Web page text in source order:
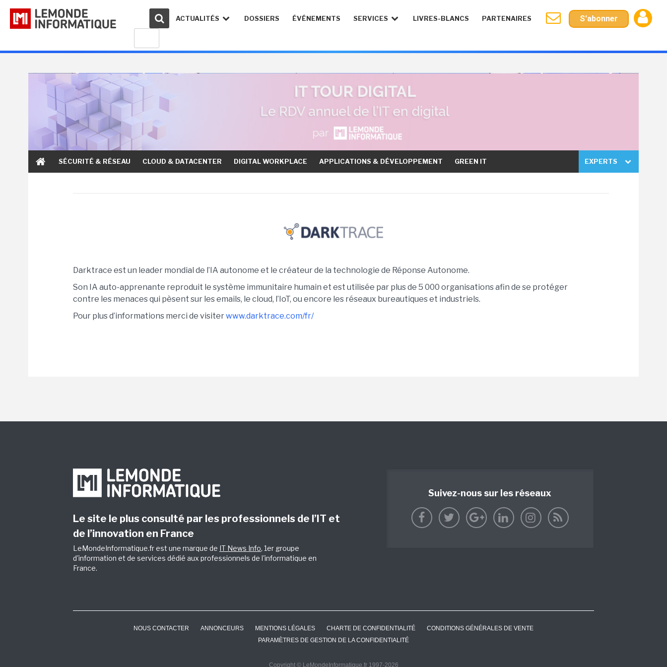
ACTUALITÉS DOSSIERS ÉVÉNEMENTS SERVICES LIVRES-BLANCS PARTENAIRES S'abonner
SÉCURITÉ & RÉSEAU CLOUD & DATACENTER DIGITAL WORKPLACE APPLICATIONS & DÉVELOPPEMENT GREEN IT EXPERTS
Darktrace est un leader mondial de l’IA autonome et le créateur de la technologie de Réponse Autonome.
Son IA auto-apprenante reproduit le système immunitaire humain et est utilisée par plus de 5 000 organisations afin de se protéger
contre les menaces qui pèsent sur les emails, le cloud, l’IoT, ou encore les réseaux bureautiques et industriels.
Pour plus d’informations merci de visiterwww.darktrace.com/fr/
Le site le plus consulté par les professionnels de l’IT et
de l’innovation en France
LeMondeInformatique.fr est une marque de IT News Info, 1er groupe
d'information et de services dédié aux professionnels de l'informatique en
France.
Suivez-nous sur les réseaux
NOUS CONTACTER ANNONCEURS MENTIONS LÉGALES CHARTE DE CONFIDENTIALITÉ
CONDITIONS GÉNÉRALES DE VENTE
PARAMÈTRES DE GESTION DE LA CONFIDENTIALITÉ
Copyright © LeMondeInformatique.fr 1997-2026